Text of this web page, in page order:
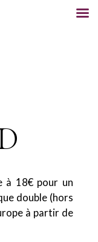
à 18€ pour un
double (hors
à partir de